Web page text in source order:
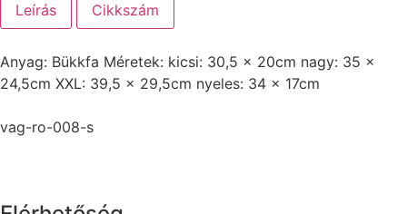
Leírás Cikkszám
Anyag: Bükkfa Méretek: kicsi: 30,5 x 20cm nagy: 35 x
24,5cm XXL: 39,5 x 29,5cm nyeles: 34 x 17cm
vag-ro-008-s